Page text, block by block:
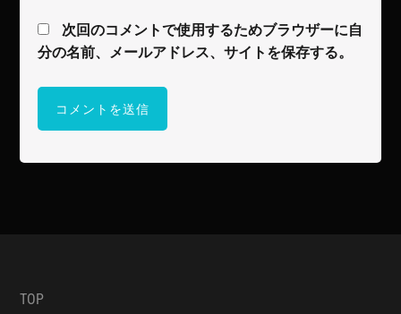
次回のコメントで使用するためブラウザーに自
分の名前、メールアドレス、サイトを保存する。
TOP